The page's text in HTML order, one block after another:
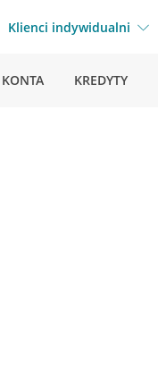
Klienci indywidualni
KONTA KREDYTY